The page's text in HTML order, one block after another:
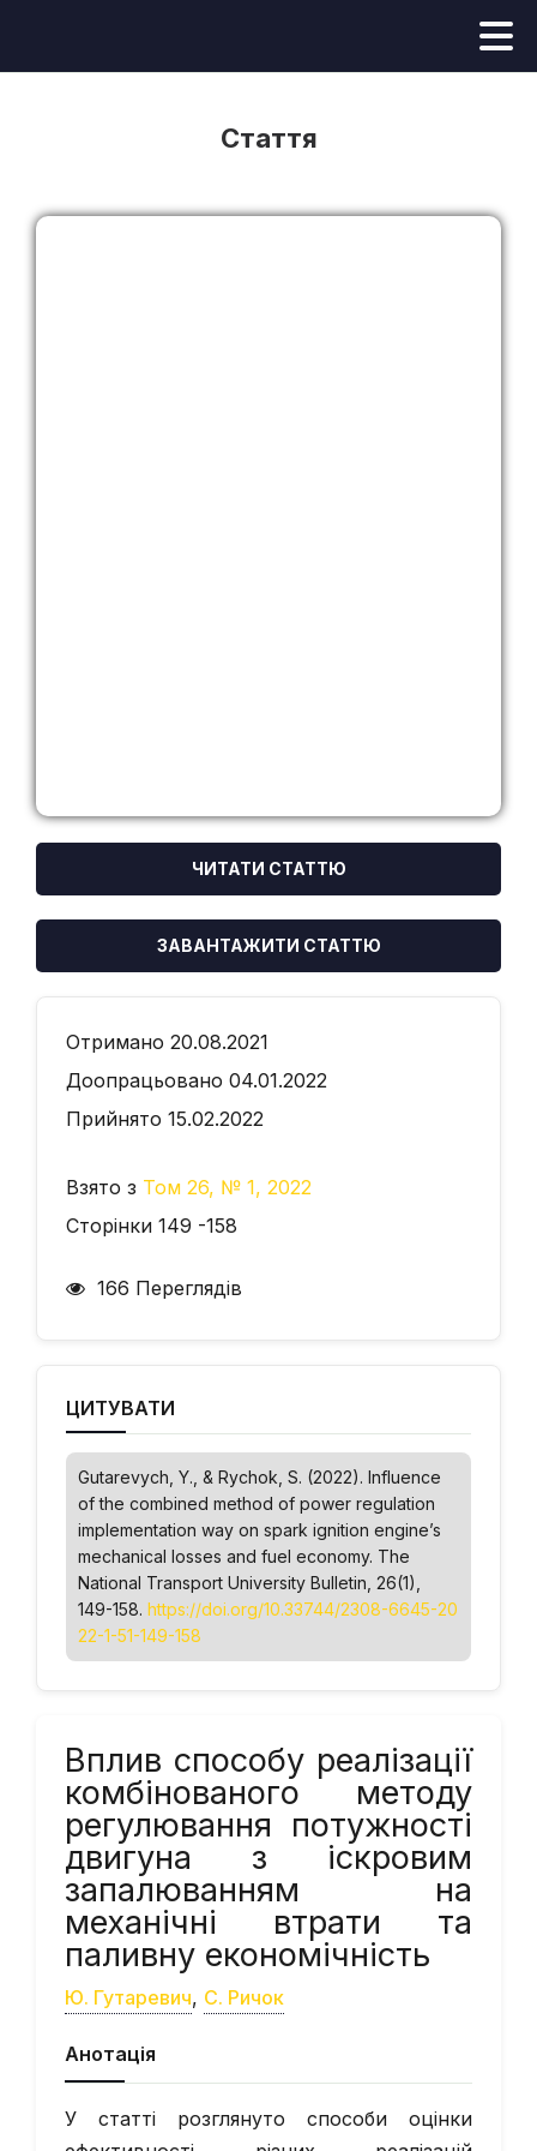
Стаття
ЧИТАТИ СТАТТЮ
ЗАВАНТАЖИТИ СТАТТЮ
Отримано 20.08.2021
Доопрацьовано 04.01.2022
Прийнято 15.02.2022
Взято з Том 26, № 1, 2022
Сторінки 149 -158
166 Переглядів
ЦИТУВАТИ
Gutarevych, Y., & Rychok, S. (2022). Influence
of the combined method of power regulation
implementation way on spark ignition engine’s
mechanical losses and fuel economy. The
National Transport University Bulletin , 26(1),
149-158. https://doi.org/10.33744/2308-6645-20
22-1-51-149-158
Вплив способу реалізації
комбінованого методу
регулювання потужності
двигуна з іскровим
запалюванням на
механічні втрати та
паливну економічність
Ю. Гутаревич, С. Ричок
Анотація
У статті розглянуто способи оцінки